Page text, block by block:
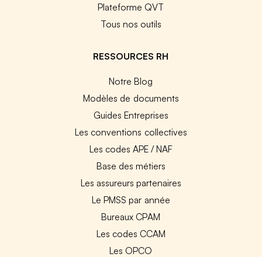
Plateforme QVT
Tous nos outils
RESSOURCES RH
Notre Blog
Modèles de documents
Guides Entreprises
Les conventions collectives
Les codes APE / NAF
Base des métiers
Les assureurs partenaires
Le PMSS par année
Bureaux CPAM
Les codes CCAM
Les OPCO